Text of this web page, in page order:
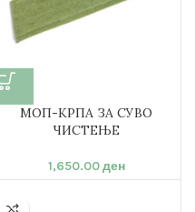
МОП-КРПА ЗА СУВО
ЧИСТЕЊЕ
1,650.00ден